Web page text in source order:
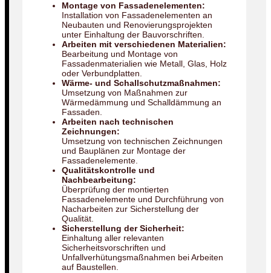
Montage von Fassadenelementen:
Installation von Fassadenelementen an
Neubauten und Renovierungsprojekten
unter Einhaltung der Bauvorschriften.
Arbeiten mit verschiedenen Materialien:
Bearbeitung und Montage von
Fassadenmaterialien wie Metall, Glas, Holz
oder Verbundplatten.
Wärme- und Schallschutzmaßnahmen:
Umsetzung von Maßnahmen zur
Wärmedämmung und Schalldämmung an
Fassaden.
Arbeiten nach technischen
Zeichnungen:
Umsetzung von technischen Zeichnungen
und Bauplänen zur Montage der
Fassadenelemente.
Qualitätskontrolle und
Nachbearbeitung:
Überprüfung der montierten
Fassadenelemente und Durchführung von
Nacharbeiten zur Sicherstellung der
Qualität.
Sicherstellung der Sicherheit:
Einhaltung aller relevanten
Sicherheitsvorschriften und
Unfallverhütungsmaßnahmen bei Arbeiten
auf Baustellen.